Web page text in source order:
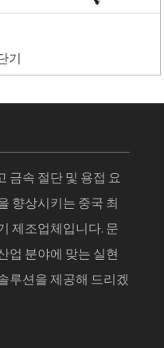
기
금속 절단 및 용접 요
향상시키는 중국 최
제조업체입니다. 문
업 분야에 맞는 실현
루션을 제공해 드리겠